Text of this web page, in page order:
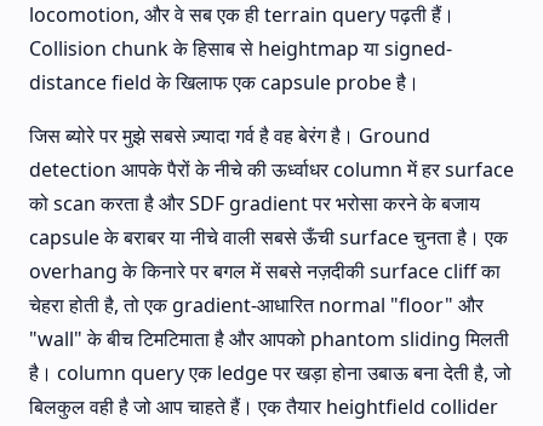
locomotion, और वे सब एक ही terrain query पढ़ती हैं।
Collision chunk के हिसाब से heightmap या signed-
distance field के खिलाफ एक capsule probe है।
जिस ब्योरे पर मुझे सबसे ज़्यादा गर्व है वह बेरंग है। Ground
detection आपके पैरों के नीचे की ऊर्ध्वाधर column में हर surface
को scan करता है और SDF gradient पर भरोसा करने के बजाय
capsule के बराबर या नीचे वाली सबसे ऊँची surface चुनता है। एक
overhang के किनारे पर बगल में सबसे नज़दीकी surface cliff का
चेहरा होती है, तो एक gradient-आधारित normal "floor" और
"wall" के बीच टिमटिमाता है और आपको phantom sliding मिलती
है। column query एक ledge पर खड़ा होना उबाऊ बना देती है, जो
बिलकुल वही है जो आप चाहते हैं। एक तैयार heightfield collider